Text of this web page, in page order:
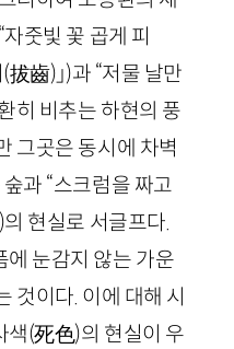
줏빛 꽃 곱게 피
拔齒)」)과 “저물 날만
히 비추는 하현의 풍
그곳은 동시에 차벽
과 “스크럼을 짜고
의 현실로 서글프다.
에 눈감지 않는 가운
것이다. 이에 대해 시
색(死色)의 현실이 우